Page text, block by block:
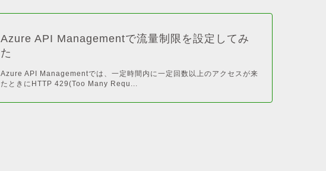
Azure API Managementで流量制限を設定してみ
た
Azure API Managementでは、一定時間内に一定回数以上のアクセスが来
たときにHTTP 429(Too Many Requ...